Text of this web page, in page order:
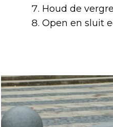
Houd de
Open en sluit